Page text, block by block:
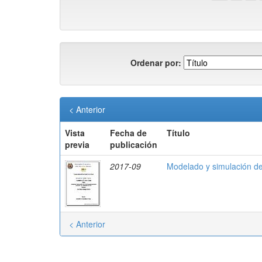
Ordenar por:
< Anterior
Vista
previa
Fecha de
publicación
Título
2017-09 Modelado y simulación
< Anterior